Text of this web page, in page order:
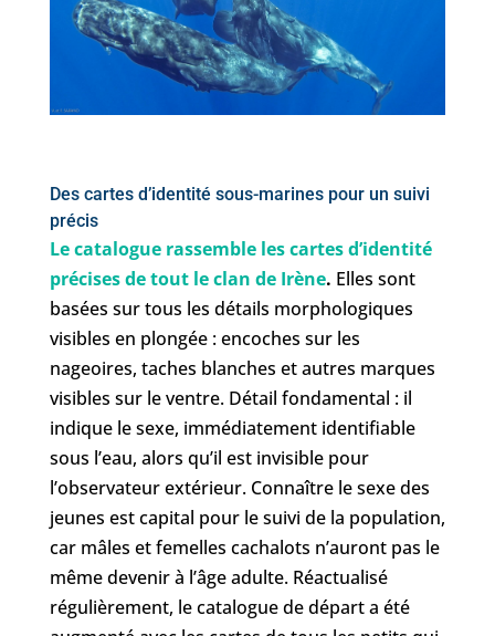
Des cartes d’identité sous-marines pour un suivi
précis
Le catalogue rassemble les cartes d’identité
précises de tout le clan de Irène. Elles sont
basées sur tous les détails morphologiques
visibles en plongée : encoches sur les
nageoires, taches blanches et autres marques
visibles sur le ventre. Détail fondamental : il
indique le sexe, immédiatement identifiable
sous l’eau, alors qu’il est invisible pour
l’observateur extérieur. Connaître le sexe des
jeunes est capital pour le suivi de la population,
car mâles et femelles cachalots n’auront pas le
même devenir à l’âge adulte. Réactualisé
régulièrement, le catalogue de départ a été